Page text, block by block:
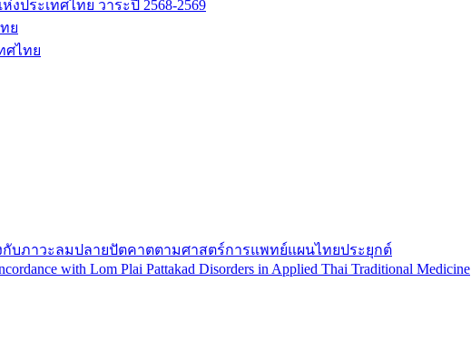
ระเทศไทย วาระปี 2568-2569
ย
ศไทย
บภาวะลมปลายปัตคาตตามศาสตร์การแพทย์แผนไทยประยุกต์
with Lom Plai Pattakad Disorders in Applied Thai Traditional Medicine